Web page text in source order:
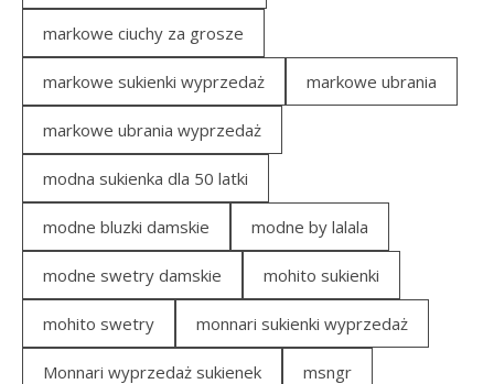
markowe ciuchy za grosze
markowe sukienki wyprzedaż markowe ubrania
markowe ubrania wyprzedaż
modna sukienka dla 50 latki
modne bluzki damskie modne by lalala
modne swetry damskie mohito sukienki
mohito swetry monnari sukienki wyprzedaż
Monnari wyprzedaż sukienek msngr